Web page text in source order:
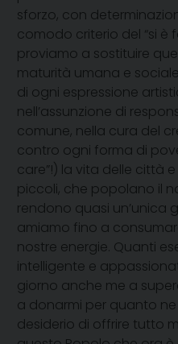
sforzo, con
comodo criterio del “si è
proviamo a sostituire
maturità umana e
di ogni espressione
nell’assunzione di
comune, nella cura del
contro ogni forma di
care”!) la vita delle città
piccoli, che popolano il
rendono quasi un’unica
amiamo fino a
nostre energie. Quanti
intelligente e
giorno anche me a
a donarmi per quanto
desiderio di offrire tutto